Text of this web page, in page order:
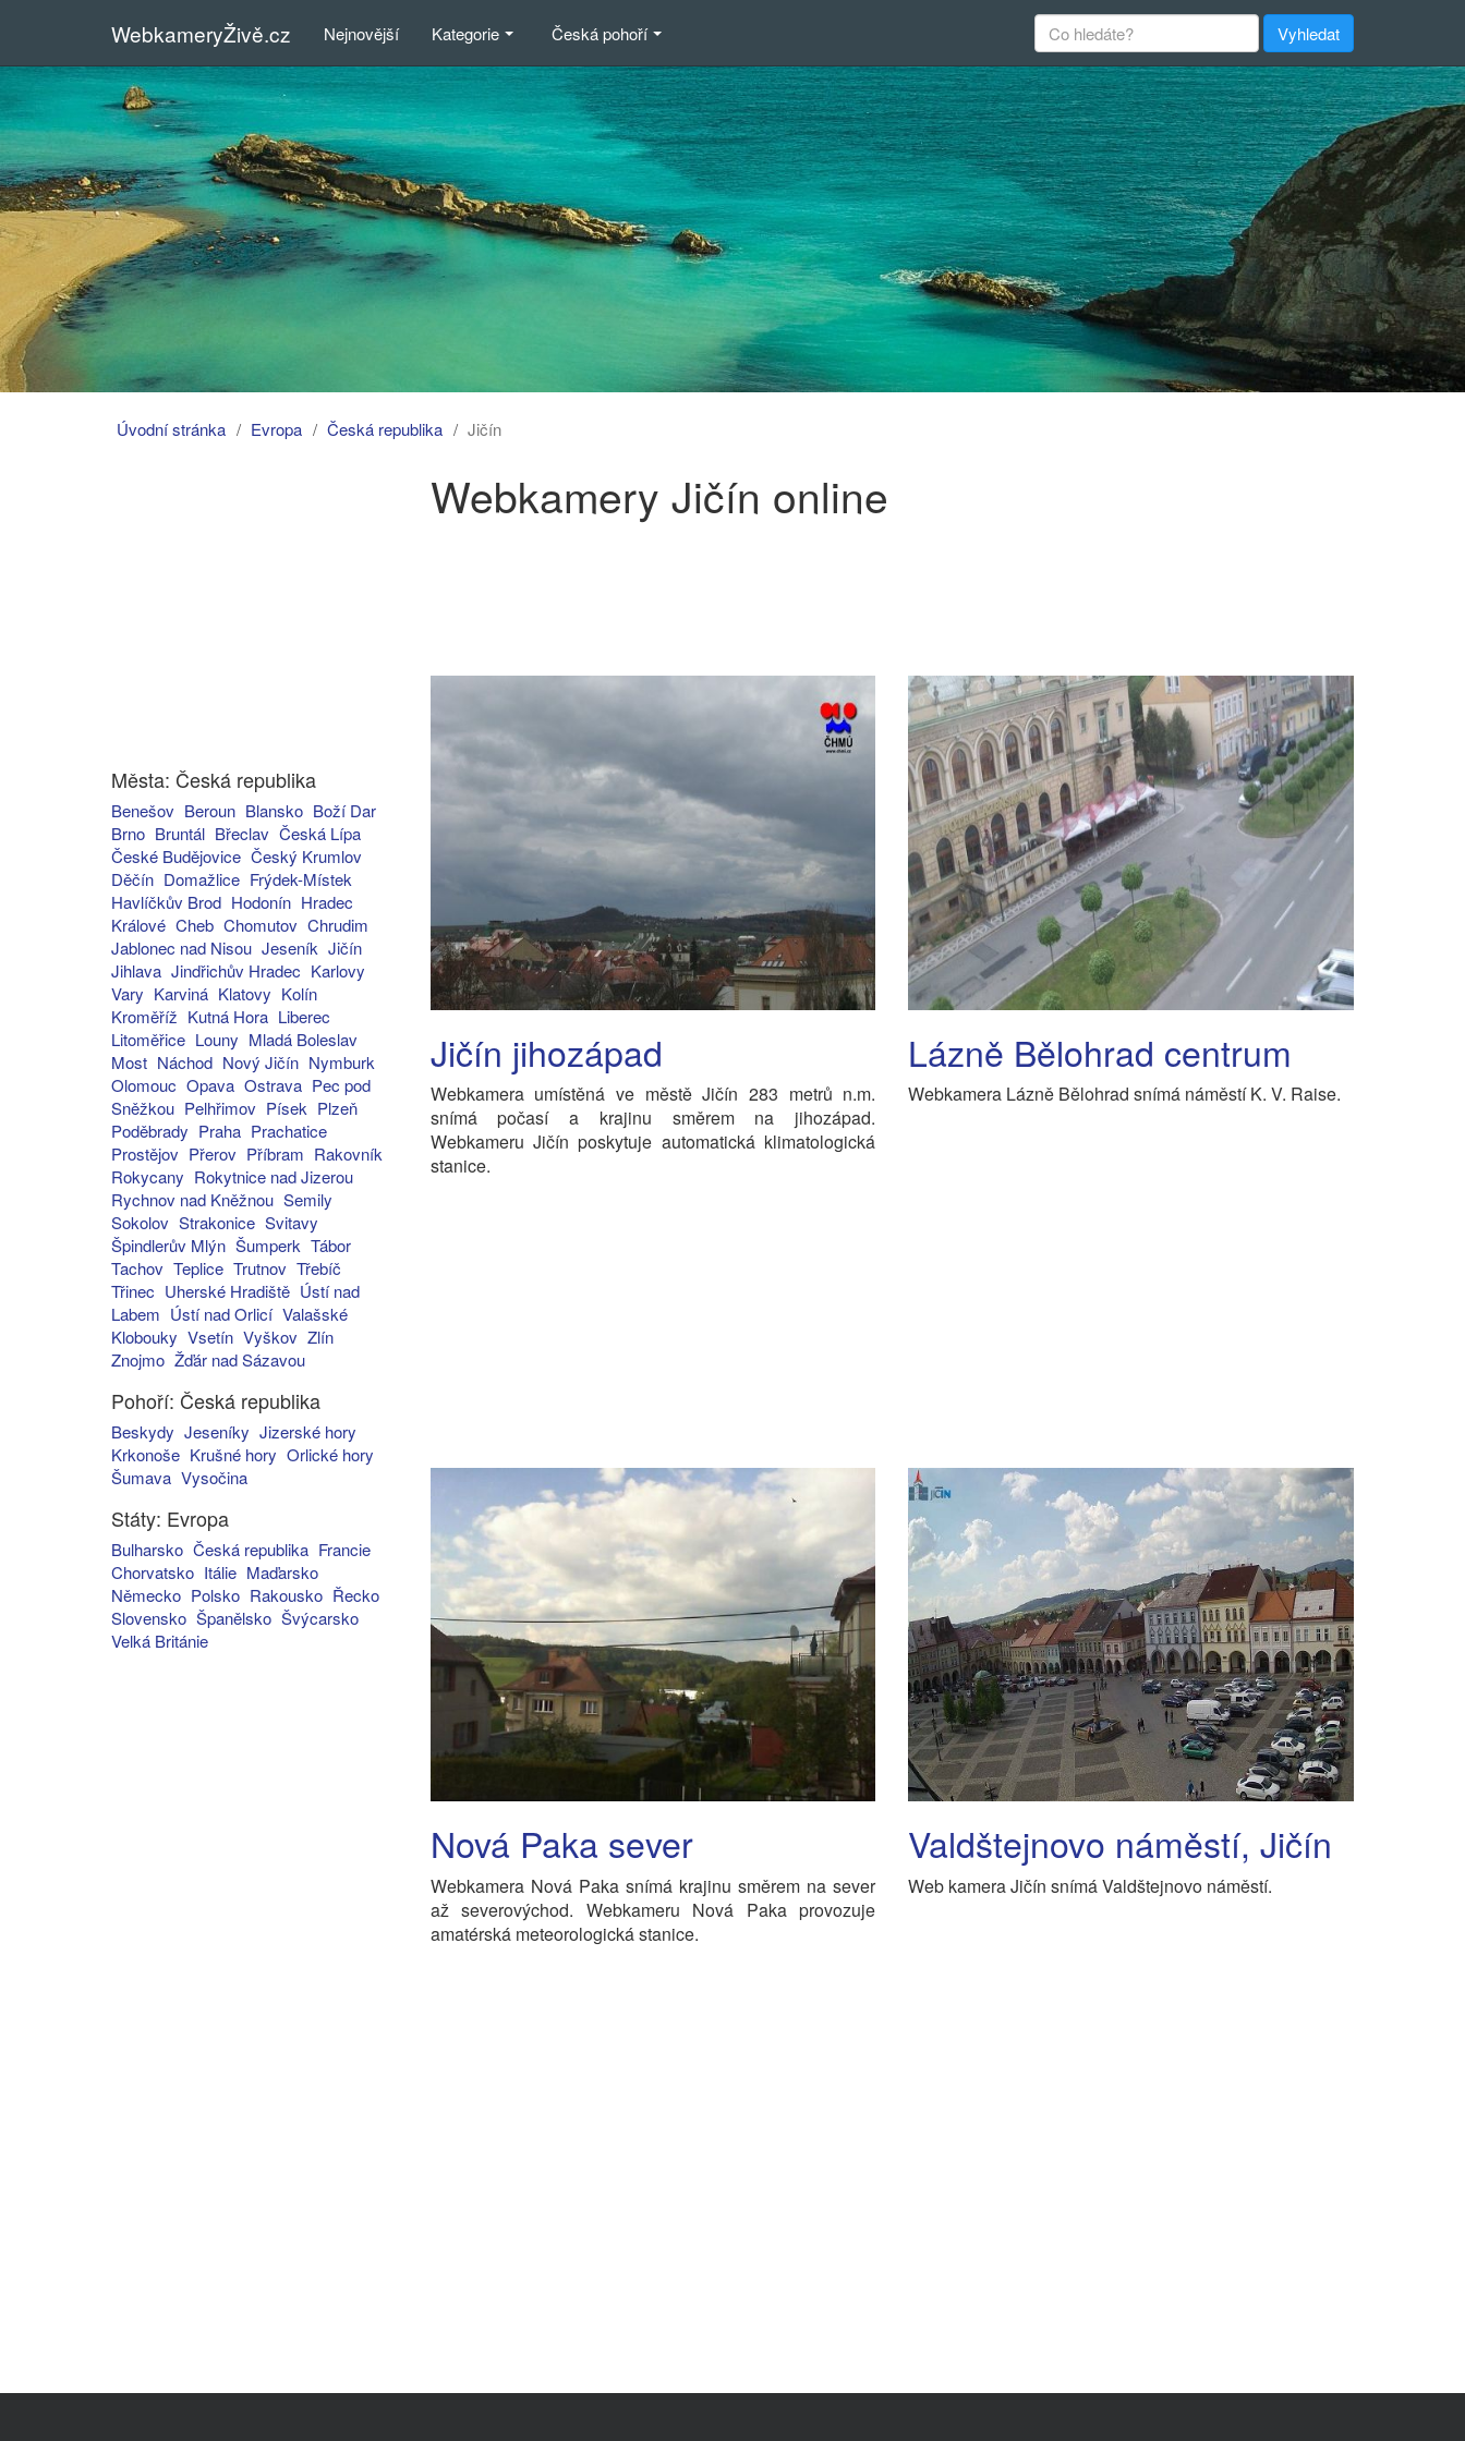
WebkameryŽivě.cz Nejnovější Kategorie Česká pohoří
Úvodní stránka Evropa Česká republika Jičín
Města: Česká republika
Benešov Beroun Blansko Boží Dar
Brno Bruntál Břeclav Česká Lípa
České Budějovice Český Krumlov
Děčín Domažlice Frýdek-Místek
Havlíčkův Brod Hodonín Hradec
Králové Cheb Chomutov Chrudim
Jablonec nad Nisou Jeseník Jičín
Jihlava Jindřichův Hradec Karlovy
Vary Karviná Klatovy Kolín
Kroměříž Kutná Hora Liberec
Litoměřice Louny Mladá Boleslav
Most Náchod Nový Jičín Nymburk
Olomouc Opava Ostrava Pec pod
Sněžkou Pelhřimov Písek Plzeň
Poděbrady Praha Prachatice
Prostějov Přerov Příbram Rakovník
Rokycany Rokytnice nad Jizerou
Rychnov nad Kněžnou Semily
Sokolov Strakonice Svitavy
Špindlerův Mlýn Šumperk Tábor
Tachov Teplice Trutnov Třebíč
Třinec Uherské Hradiště Ústí nad
Labem Ústí nad Orlicí Valašské
Klobouky Vsetín Vyškov Zlín
Znojmo Žďár nad Sázavou
Pohoří: Česká republika
Beskydy Jeseníky Jizerské hory
Krkonoše Krušné hory Orlické hory
Šumava Vysočina
Státy: Evropa
Bulharsko Česká republika Francie
Chorvatsko Itálie Maďarsko
Německo Polsko Rakousko Řecko
Slovensko Španělsko Švýcarsko
Velká Británie
Webkamery Jičín online
Jičín jihozápad
Webkamera umístěná ve městě Jičín 283 metrů n.m.
snímá počasí a krajinu směrem na jihozápad.
Webkameru Jičín poskytuje automatická klimatologická
stanice.
Lázně Bělohrad centrum
Webkamera Lázně Bělohrad snímá náměstí K. V. Raise.
Nová Paka sever
Webkamera Nová Paka snímá krajinu směrem na sever
až severovýchod. Webkameru Nová Paka provozuje
amatérská meteorologická stanice.
Valdštejnovo náměstí, Jičín
Web kamera Jičín snímá Valdštejnovo náměstí.